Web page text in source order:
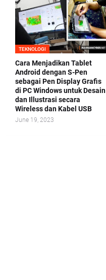
TEKNOLOGI
Cara Menjadikan Tablet
Android dengan S-Pen
sebagai Pen Display Grafis
di PC Windows untuk Desain
dan Illustrasi secara
Wireless dan Kabel USB
June 19, 2023